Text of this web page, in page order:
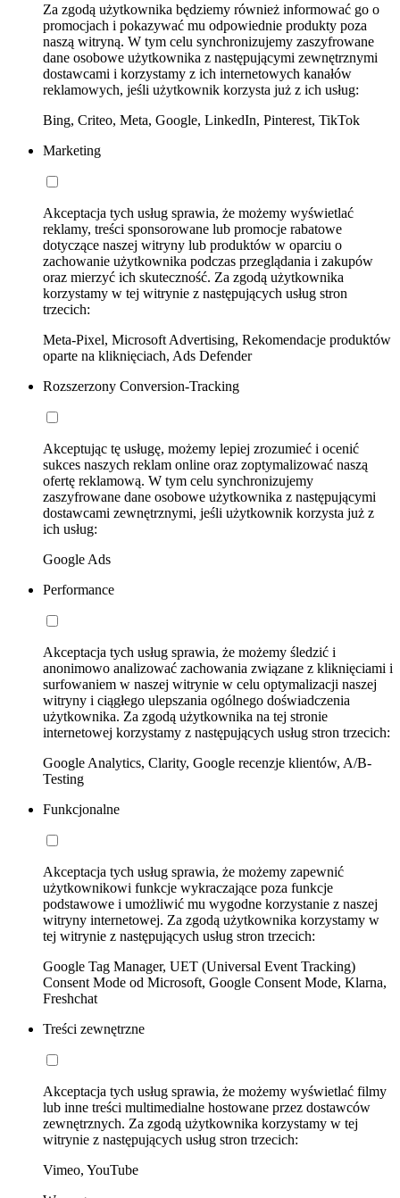
Za zgodą użytkownika będziemy również informować go o
promocjach i pokazywać mu odpowiednie produkty poza
naszą witryną. W tym celu synchronizujemy zaszyfrowane
dane osobowe użytkownika z następującymi zewnętrznymi
dostawcami i korzystamy z ich internetowych kanałów
reklamowych, jeśli użytkownik korzysta już z ich usług:
Bing, Criteo, Meta, Google, LinkedIn, Pinterest, TikTok
Marketing
Akceptacja tych usług sprawia, że możemy wyświetlać
reklamy, treści sponsorowane lub promocje rabatowe
dotyczące naszej witryny lub produktów w oparciu o
zachowanie użytkownika podczas przeglądania i zakupów
oraz mierzyć ich skuteczność. Za zgodą użytkownika
korzystamy w tej witrynie z następujących usług stron
trzecich:
Meta-Pixel, Microsoft Advertising, Rekomendacje produktów
oparte na kliknięciach, Ads Defender
Rozszerzony Conversion-Tracking
Akceptując tę usługę, możemy lepiej zrozumieć i ocenić
sukces naszych reklam online oraz zoptymalizować naszą
ofertę reklamową. W tym celu synchronizujemy
zaszyfrowane dane osobowe użytkownika z następującymi
dostawcami zewnętrznymi, jeśli użytkownik korzysta już z
ich usług:
Google Ads
Performance
Akceptacja tych usług sprawia, że możemy śledzić i
anonimowo analizować zachowania związane z kliknięciami i
surfowaniem w naszej witrynie w celu optymalizacji naszej
witryny i ciągłego ulepszania ogólnego doświadczenia
użytkownika. Za zgodą użytkownika na tej stronie
internetowej korzystamy z następujących usług stron trzecich:
Google Analytics, Clarity, Google recenzje klientów, A/B-
Testing
Funkcjonalne
Akceptacja tych usług sprawia, że możemy zapewnić
użytkownikowi funkcje wykraczające poza funkcje
podstawowe i umożliwić mu wygodne korzystanie z naszej
witryny internetowej. Za zgodą użytkownika korzystamy w
tej witrynie z następujących usług stron trzecich:
Google Tag Manager, UET (Universal Event Tracking)
Consent Mode od Microsoft, Google Consent Mode, Klarna,
Freshchat
Treści zewnętrzne
Akceptacja tych usług sprawia, że możemy wyświetlać filmy
lub inne treści multimedialne hostowane przez dostawców
zewnętrznych. Za zgodą użytkownika korzystamy w tej
witrynie z następujących usług stron trzecich:
Vimeo, YouTube